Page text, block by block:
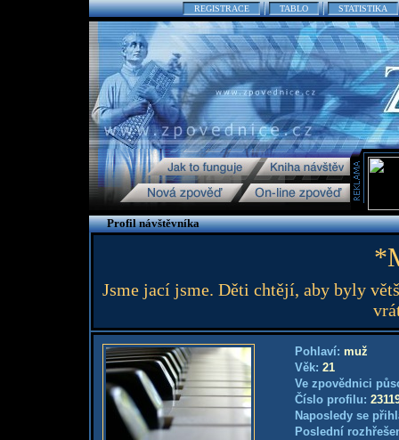
REGISTRACE TABLO STATISTIKA
Profil návštěvníka
Jsme jací jsme. Děti chtějí, aby byly
Pohlaví: muž
Věk: 21
Ve zpovědnici
Číslo profilu:
Naposledy se
Poslední